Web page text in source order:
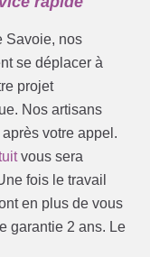
Savoie, nos
se déplacer à
projet
Nos artisans
votre appel.
vous sera
fois le travail
en plus de vous
garantie 2 ans. Le